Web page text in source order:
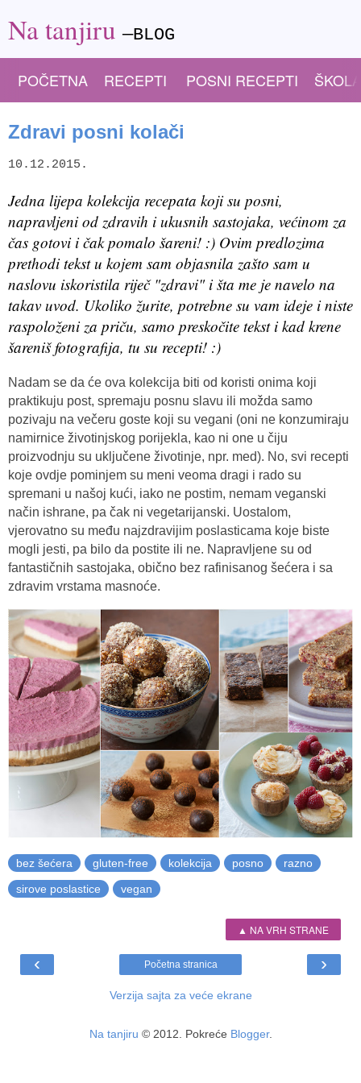
Na tanjiru—BLOG
POČETNA RECEPTI POSNI RECEPTI
Zdravi posni kolači
10.12.2015.
Jedna lijepa kolekcija recepata koji su posni,
napravljeni od zdravih i ukusnih sastojaka, većinom za
čas gotovi i čak pomalo šareni! :) Ovim predlozima
prethodi tekst u kojem sam objasnila zašto sam u
naslovu iskoristila riječ "zdravi" i šta me je navelo na
takav uvod. Ukoliko žurite, potrebne su vam ideje i niste
raspoloženi za priču, samo preskočite tekst i kad krene
šareniš fotografija, tu su recepti! :)
Nadam se da će ova kolekcija biti od koristi onima koji
praktikuju post, spremaju posnu slavu ili možda samo
pozivaju na večeru goste koji su vegani (oni ne konzumiraju
namirnice životinjskog porijekla, kao ni one u čiju
proizvodnju su uključene životinje, npr. med). No, svi recepti
koje ovdje pominjem su meni veoma dragi i rado su
spremani u našoj kući, iako ne postim, nemam veganski
način ishrane, pa čak ni vegetarijanski. Uostalom,
vjerovatno su među najzdravijim poslasticama koje biste
mogli jesti, pa bilo da postite ili ne. Napravljene su od
fantastičnih sastojaka, obično bez rafinisanog šećera i sa
zdravim vrstama masnoće.
bez šećera gluten-free kolekcija posno
razno
sirove poslastice
vegan
▲ NA VRH STRANE
‹ ›
Početna stranica
Verzija sajta za veće ekrane
Na tanjiru © 2012. Pokreće Blogger.